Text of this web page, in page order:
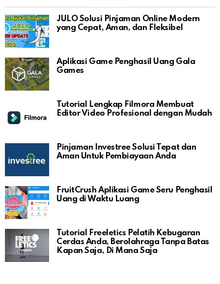
JULO Solusi Pinjaman Online Modern
yang Cepat, Aman, dan Fleksibel
Aplikasi Game Penghasil Uang Gala
Games
Tutorial Lengkap Filmora Membuat
Editor Video Profesional dengan Mudah
Pinjaman Investree Solusi Tepat dan
Aman Untuk Pembiayaan Anda
FruitCrush Aplikasi Game Seru Penghasil
Uang di Waktu Luang
Tutorial Freeletics Pelatih Kebugaran
Cerdas Anda, Berolahraga Tanpa Batas
Kapan Saja, Di Mana Saja